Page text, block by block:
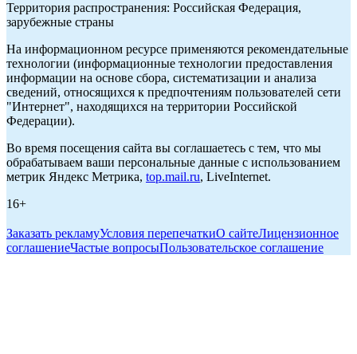
Территория распространения: Российская Федерация,
зарубежные страны
На информационном ресурсе применяются рекомендательные
технологии (информационные технологии предоставления
информации на основе сбора, систематизации и анализа
сведений, относящихся к предпочтениям пользователей сети
"Интернет", находящихся на территории Российской
Федерации).
Во время посещения сайта вы соглашаетесь с тем, что мы
обрабатываем ваши персональные данные с использованием
метрик Яндекс Метрика, top.mail.ru, LiveInternet.
16+
Заказать рекламуУсловия перепечаткиО сайтеЛицензионное
соглашениеЧастые вопросыПользовательское соглашение